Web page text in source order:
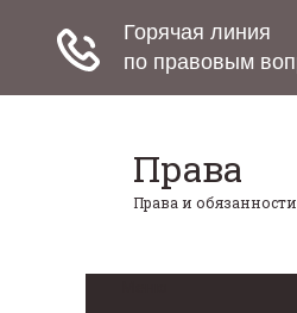
Права
Права и обязанности